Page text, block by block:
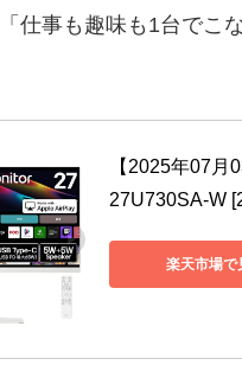
仕事も趣味も1台でこ
【2025年07
27U730SA-W
楽天市場で